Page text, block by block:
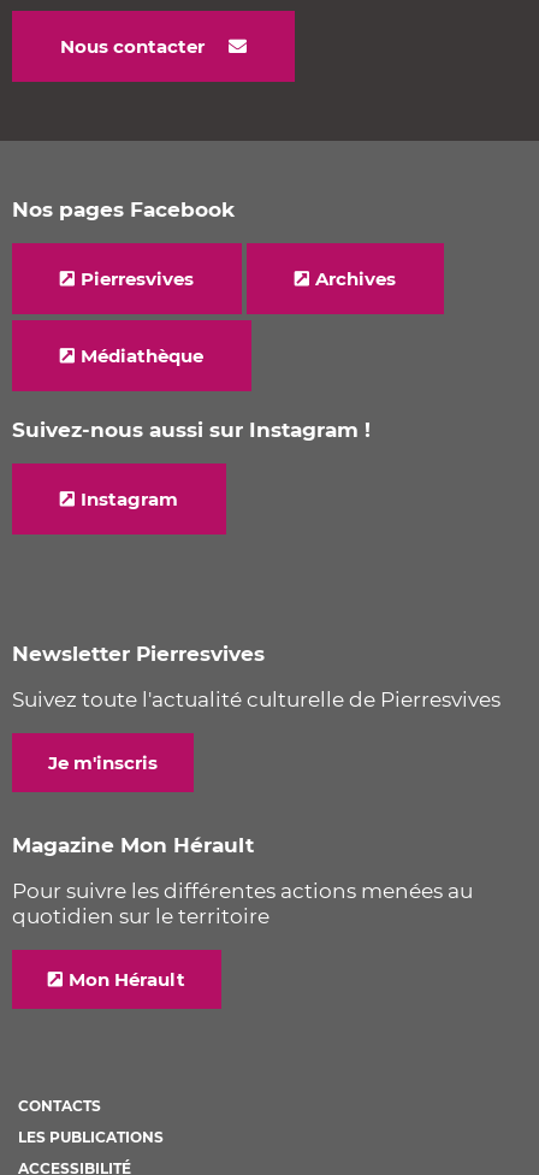
Nous contacter
Nos pages Facebook
Pierresvives Archives
Médiathèque
Suivez-nous aussi sur Instagram !
Instagram
Newsletter Pierresvives
Suivez toute l'actualité culturelle de Pierresvives
Je m'inscris
Magazine Mon Hérault
Pour suivre les différentes actions menées au
quotidien sur le territoire
Mon Hérault
CONTACTS
LES PUBLICATIONS
ACCESSIBILITÉ